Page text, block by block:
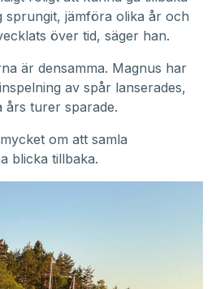
sprungit, jämföra olika år och
över tid, säger han.
är densamma. Magnus har
av spår lanserades,
turer sparade.
om att samla
blicka tillbaka.